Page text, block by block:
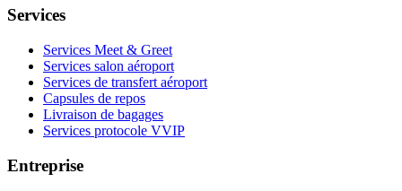
Services
Services Meet & Greet
Services salon aéroport
Services de transfert aéroport
Capsules de repos
Livraison de bagages
Services protocole VVIP
Entreprise